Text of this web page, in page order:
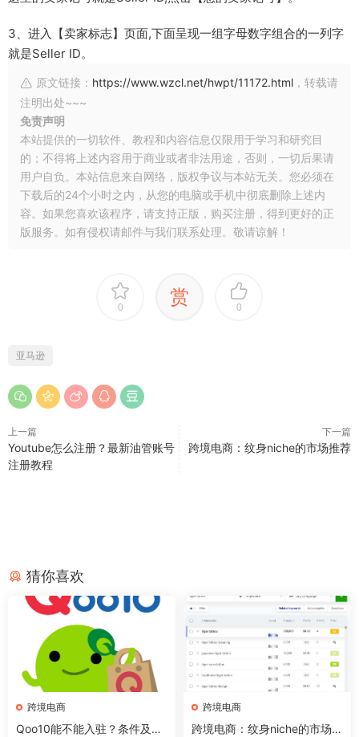
3、进入【卖家标志】页面,下面呈现一组字母数字组合的一列字
就是Seller ID。
原文链接： https://www.wzcl.net/hwpt/11172.html ，转载请
注明出处~~~
免责声明
本站提供的一切软件、教程和内容信息仅限用于学习和研究目
的；不得将上述内容用于商业或者非法用途，否则，一切后果请
用户自负。本站信息来自网络，版权争议与本站无关。您必须在
下载后的24个小时之内，从您的电脑或手机中彻底删除上述内
容。如果您喜欢该程序，请支持正版，购买注册，得到更好的正
版服务。如有侵权请邮件与我们联系处理。敬请谅解！
0 赏 0
亚马逊
上一篇
Youtube怎么注册？最新油管账号
注册教程
下一篇
跨境电商：纹身niche的市场推荐
猜你喜欢
跨境电商
Qoo10能不能入驻？条件及方
跨境电商
跨境电商：纹身niche的市场推